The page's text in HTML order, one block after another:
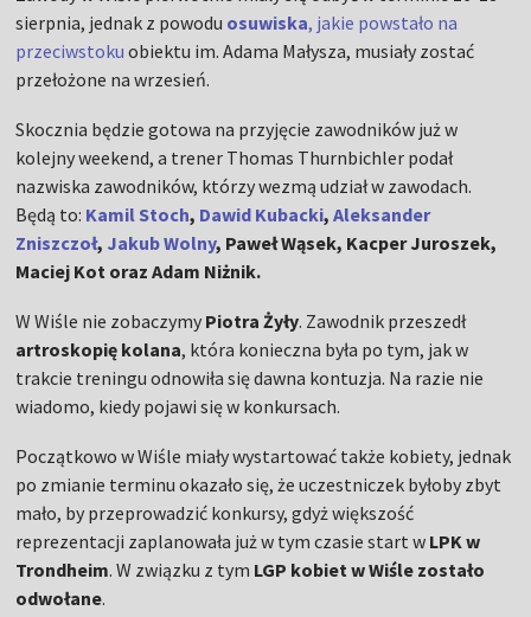
sierpnia, jednak z powodu osuwiska, jakie powstało na
przeciwstoku obiektu im. Adama Małysza, musiały zostać
przełożone na wrzesień.
Skocznia będzie gotowa na przyjęcie zawodników już w
kolejny weekend, a trener Thomas Thurnbichler podał
nazwiska zawodników, którzy wezmą udział w zawodach.
Będą to: Kamil Stoch, Dawid Kubacki,Aleksander
Zniszczoł, Jakub Wolny, Paweł Wąsek, Kacper Juroszek,
Maciej Kot oraz Adam Niżnik.
W Wiśle nie zobaczymy Piotra Żyły. Zawodnik przeszedł
artroskopię kolana, która konieczna była po tym, jak w
trakcie treningu odnowiła się dawna kontuzja. Na razie nie
wiadomo, kiedy pojawi się w konkursach.
Początkowo w Wiśle miały wystartować także kobiety, jednak
po zmianie terminu okazało się, że uczestniczek byłoby zbyt
mało, by przeprowadzić konkursy, gdyż większość
reprezentacji zaplanowała już w tym czasie start w LPK w
Trondheim. W związku z tym LGP kobiet w Wiśle zostało
odwołane.